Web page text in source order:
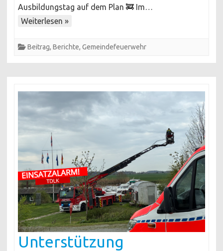
in
geschult
Ausbildungstag auf dem Plan 🚒 Im…
Weiterlesen »
Beitrag, Berichte, Gemeindefeuerwehr
Unterstützung